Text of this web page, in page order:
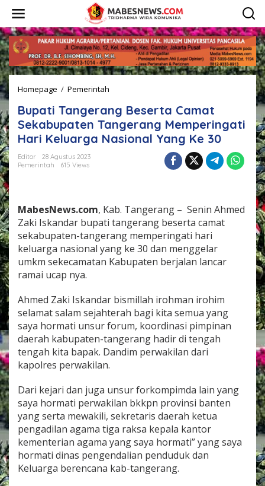
w
a
t
i
k
e
k
o
n
t
e
n
Homepage / Pemerintah
p
a
t
r
a
n
g
B
e
a
C
a
m
a
e
k
a
b
u
p
a
t
e
Bupati Tangerang Beserta Camat
Sekabupaten Tangerang Memperingati
Hari Keluarga Nasional Yang Ke 30
Editor
28 Agustus 2023
Pemerintah
615 Views
MabesNews.com, Kab. Tangerang – Senin Ahmed
Zaki Iskandar bupati tangerang beserta camat
sekabupaten-tangerang memperingati hari
keluarga nasional yang ke 30 dan menggelar
umkm sekecamatan Kabupaten berjalan lancar
ramai ucap nya.
Ahmed Zaki Iskandar bismillah irohman irohim
selamat salam sejahterah bagi kita semua yang
saya hormati unsur forum, koordinasi pimpinan
daerah kabupaten-tangerang hadir di tengah
tengah kita bapak. Dandim perwakilan dari
kapolres perwakilan.
Dari kejari dan juga unsur forkompimda lain yang
saya hormati perwakilan bkkpn provinsi banten
yang serta mewakili, sekretaris daerah ketua
pengadilan agama tiga raksa kepala kantor
kementerian agama yang saya hormati” yang saya
hormati dinas pengendalian penduduk dan
Keluarga berencana kab-tangerang.